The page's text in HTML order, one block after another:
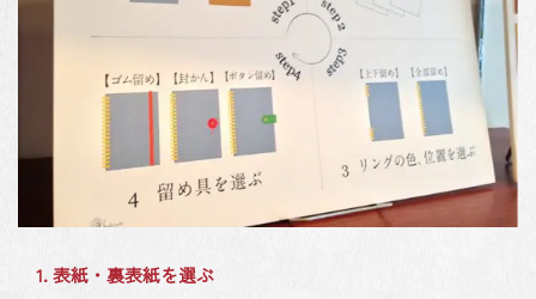
1. 表紙・裏表紙を選ぶ